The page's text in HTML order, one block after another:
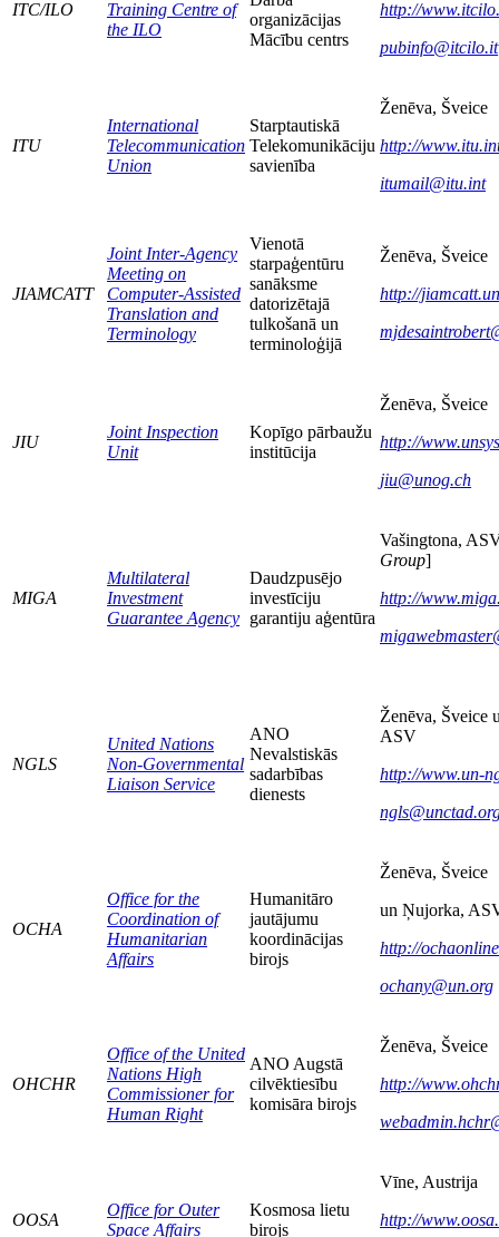
ITC/ILO
Training Centre of
the ILO
organizācijas
Mācību centrs
http://
pubinfo@itcilo.it
ITU
International
Telecommunication
Union
Starptautiskā
Telekomunikāciju
savienība
Ženēva, Šveice
http://
itumail@itu.int
JIAMCATT
Joint Inter-Agency
Meeting on
Computer-Assisted
Translation and
Terminology
Vienotā
starpaģentūru
sanāksme
datorizētajā
tulkošanā un
terminoloģijā
Ženēva, Šveice
http://
JIU
Joint Inspection
Unit
Kopīgo pārbaužu
institūcija
Ženēva, Šveice
http://
jiu@unog.ch
MIGA
Multilateral
Investment
Guarantee Agency
Daudzpusējo
investīciju
garantiju aģentūra
Vašingtona,
Group]
http://
NGLS
United Nations
Non-Governmental
Liaison Service
ANO
Nevalstiskās
sadarbības
dienests
Ženēva, Šveice
ASV
http://www.un-
OCHA
Office for the
Coordination of
Humanitarian
Affairs
Humanitāro
jautājumu
koordinācijas
birojs
Ženēva, Šveice
un Ņujorka,
http://
ochany@un.org
OHCHR
Office of the United
Nations High
Commissioner for
Human Right
ANO Augstā
cilvēktiesību
komisāra birojs
Ženēva, Šveice
http://
OOSA
Office for Outer
Space Affairs
Kosmosa lietu
birojs
Vīne, Austrija
http://